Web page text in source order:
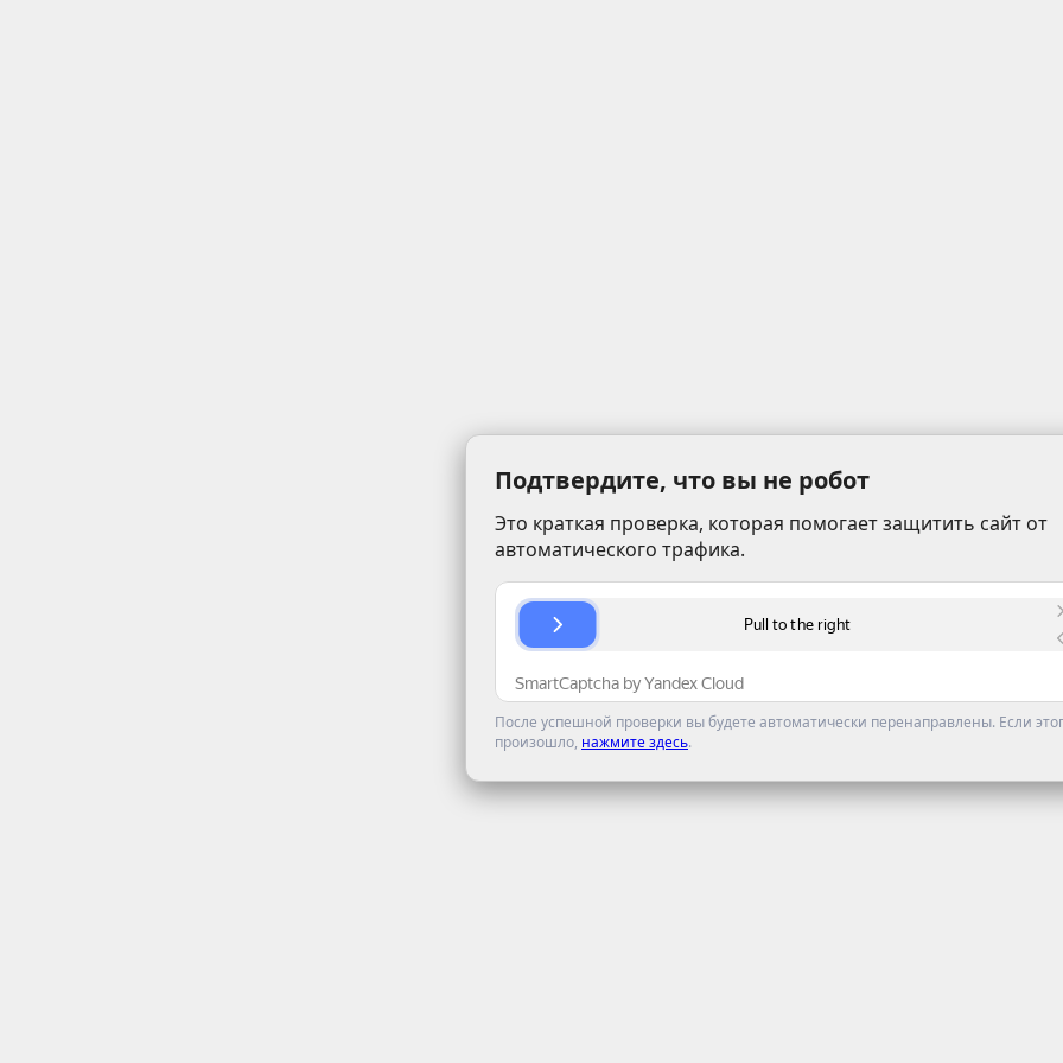
Подтвердите, что вы не робот
Это краткая проверка, которая помогает защитить сайт от
автоматического трафика.
После успешной проверки вы будете автоматически перенаправлены. Если
произошло, нажмите здесь.